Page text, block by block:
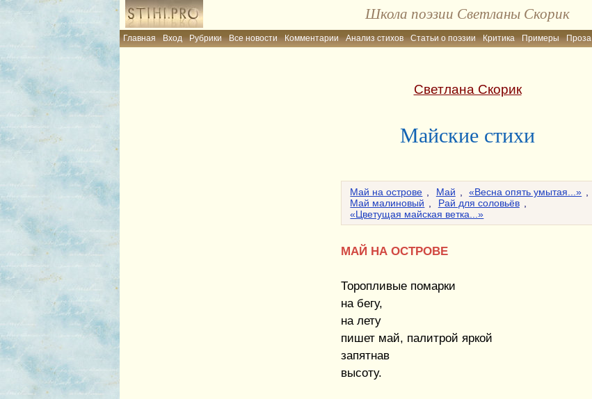
Школа поэзии Светланы Скорик
Главная Вход Рубрики Все новости Комментарии Анализ стихов Статьи о поэзии Критика Примеры Проза
Светлана Скорик
Майские стихи
Май на острове Май «Весна опять умытая...»
Май малиновый
Рай для соловьёв
«Цветущая майская ветка...»
МАЙ НА ОСТРОВЕ
Торопливые помарки
на бегу,
на лету
пишет май, палитрой яркой
запятнав
высоту.